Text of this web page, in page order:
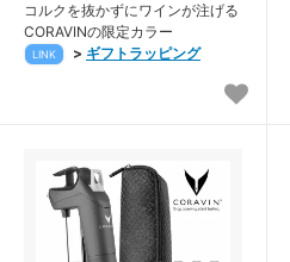
コルクを抜かずにワインが注げる
CORAVINの限定カラー
LINK > ギフトラッピング